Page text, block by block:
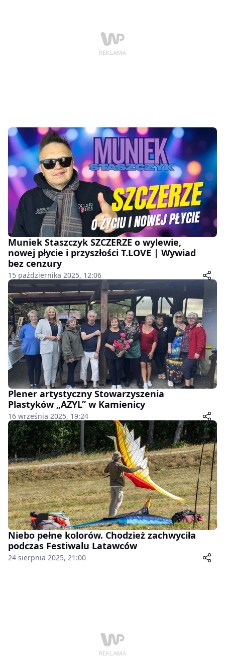
Muniek Staszczyk SZCZERZE o wylewie,
nowej płycie i przyszłości T.LOVE | Wywiad
bez cenzury
15 października 2025, 12:06
Plener artystyczny Stowarzyszenia
Plastyków „AZYL” w Kamienicy
16 września 2025, 19:24
Niebo pełne kolorów. Chodzież zachwyciła
podczas Festiwalu Latawców
24 sierpnia 2025, 21:00